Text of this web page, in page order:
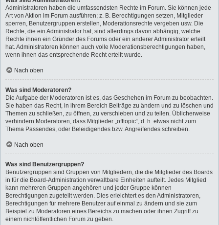
Administratoren haben die umfassendsten Rechte im Forum. Sie können jede
Art von Aktion im Forum ausführen; z. B. Berechtigungen setzen, Mitglieder
sperren, Benutzergruppen erstellen, Moderationsrechte vergeben usw. Die
Rechte, die ein Administrator hat, sind allerdings davon abhängig, welche
Rechte ihnen ein Gründer des Forums oder ein anderer Administrator erteilt
hat. Administratoren können auch volle Moderationsberechtigungen haben,
wenn ihnen das entsprechende Recht erteilt wurde.
Nach oben
Was sind Moderatoren?
Die Aufgabe der Moderatoren ist es, das Geschehen im Forum zu beobachten.
Sie haben das Recht, in ihrem Bereich Beiträge zu ändern und zu löschen und
Themen zu schließen, zu öffnen, zu verschieben und zu teilen. Üblicherweise
verhindern Moderatoren, dass Mitglieder „offtopic“, d. h. etwas nicht zum
Thema Passendes, oder Beleidigendes bzw. Angreifendes schreiben.
Nach oben
Was sind Benutzergruppen?
Benutzergruppen sind Gruppen von Mitgliedern, die die Mitglieder des Boards
in für die Board-Administration verwaltbare Einheiten aufteilt. Jedes Mitglied
kann mehreren Gruppen angehören und jeder Gruppe können
Berechtigungen zugeteilt werden. Dies erleichtert es den Administratoren,
Berechtigungen für mehrere Benutzer auf einmal zu ändern und sie zum
Beispiel zu Moderatoren eines Bereichs zu machen oder ihnen Zugriff zu
einem nichtöffentlichen Forum zu geben.